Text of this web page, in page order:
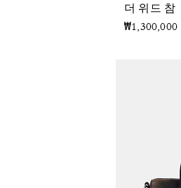
더 위드 참
₩1,300,000